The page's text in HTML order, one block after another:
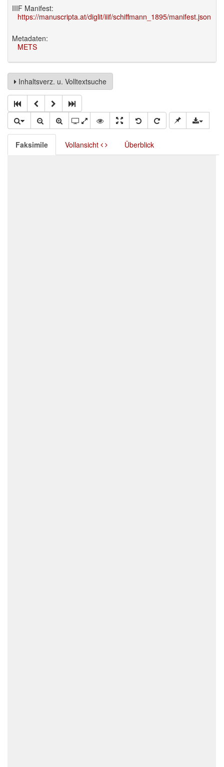
IIIF Manifest:
https://manuscripta.at/diglit/iiif/schiffmann_1895/manifest.json
Metadaten:
METS
Inhaltsverz. u. Volltextsuche
Faksimile Vollansicht Überblick